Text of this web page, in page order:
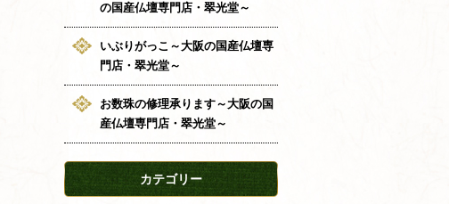
の国産仏壇専門店・翠光堂～
いぶりがっこ～大阪の国産仏壇専
門店・翠光堂～
お数珠の修理承ります～大阪の国
産仏壇専門店・翠光堂～
カテゴリー